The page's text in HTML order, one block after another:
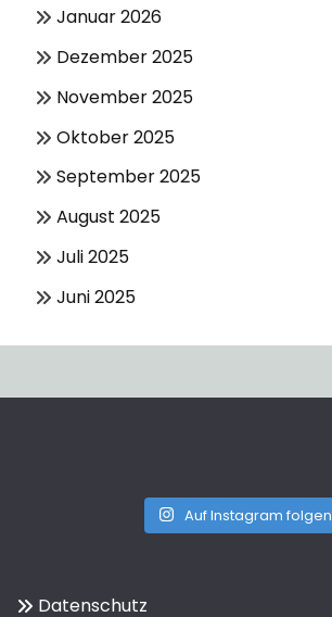
Januar 2026
Dezember 2025
November 2025
Oktober 2025
September 2025
August 2025
Juli 2025
Juni 2025
Auf Instagram folgen
Datenschutz